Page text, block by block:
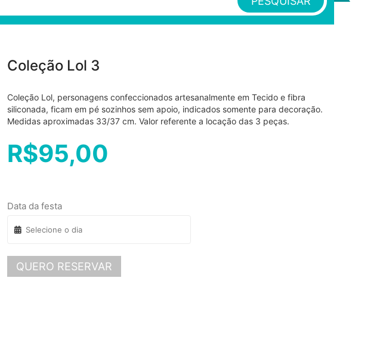
Coleção Lol 3
Coleção Lol, personagens confeccionados artesanalmente em Tecido e fibra
siliconada, ficam em pé sozinhos sem apoio, indicados somente para decoração.
Medidas aproximadas 33/37 cm. Valor referente a locação das 3 peças.
R$95,00
Data da festa
QUERO RESERVAR